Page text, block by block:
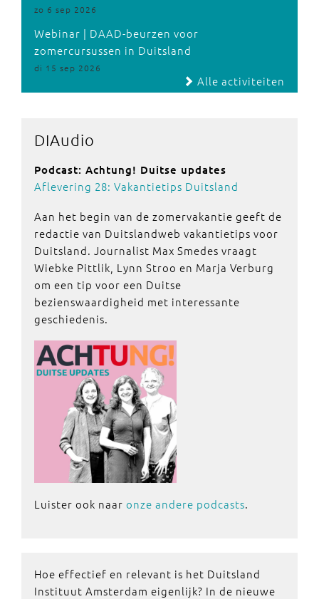
zo 6 sep 2026
Webinar | DAAD-beurzen voor
zomercursussen in Duitsland
di 15 sep 2026
Alle activiteiten
DIAudio
Podcast: Achtung! Duitse updates
Aflevering 28: Vakantietips Duitsland
Aan het begin van de zomervakantie geeft de
redactie van Duitslandweb vakantietips voor
Duitsland. Journalist Max Smedes vraagt
Wiebke Pittlik, Lynn Stroo en Marja Verburg
om een tip voor een Duitse
bezienswaardigheid met interessante
geschiedenis.
Luister ook naar onze andere podcasts.
Hoe effectief en relevant is het Duitsland
Instituut Amsterdam eigenlijk? In de nieuwe